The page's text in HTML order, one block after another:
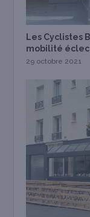
Les Cyclistes
mobilité
29 octobre 2021